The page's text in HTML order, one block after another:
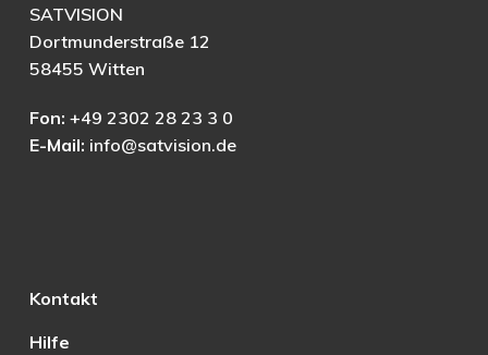
SATVISION
Dortmunderstraße 12
58455 Witten
Fon: +49 2302 28 23 3 0
E-Mail: info@satvision.de
Kontakt
Hilfe